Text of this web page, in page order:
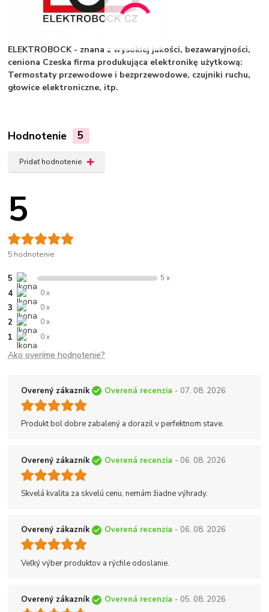
ELEKTROBOCK - znana z wysokiej jakości, bezawaryjności,
ceniona Czeska firma produkująca elektronikę użytkową:
Termostaty przewodowe i bezprzewodowe, czujniki ruchu,
głowice elektroniczne, itp.
Hodnotenie 5
Pridať hodnotenie
5
5 hodnotenie
5 5 x
4 0 x
3 0 x
2 0 x
1 0 x
Ako overíme hodnotenie?
Overený zákazník Overená recenzia - 07. 08. 2026
Produkt bol dobre zabalený a dorazil v perfektnom stave.
Overený zákazník Overená recenzia - 06. 08. 2026
Skvelá kvalita za skvelú cenu, nemám žiadne výhrady.
Overený zákazník Overená recenzia - 06. 08. 2026
Veľký výber produktov a rýchle odoslanie.
Overený zákazník Overená recenzia - 05. 08. 2026